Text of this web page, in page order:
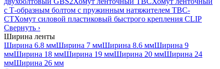
с Т-образным болтом с пружинным натяжителем TBC-
CTХомут силовой пластиковый быстрого крепления CLIP
Свернуть ›
Ширина ленты
Ширина 6.8 ммШирина 7 ммШирина 8.6 ммШирина 9
ммШирина 18 ммШирина 19 ммШирина 20 ммШирина 24
ммШирина 26 мм